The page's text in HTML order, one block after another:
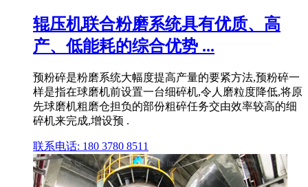
辊压机联合粉磨系统具有优质、高
产、低能耗的综合优势 ...
预粉碎是粉磨系统大幅度提高产量的要紧方法,预粉碎一
样是指在球磨机前设置一台细碎机,令人磨粒度降低,将原
先球磨机粗磨仓担负的部份粗碎任务交由效率较高的细
碎机来完成,增设预 .
联系电话: 180 3780 8511